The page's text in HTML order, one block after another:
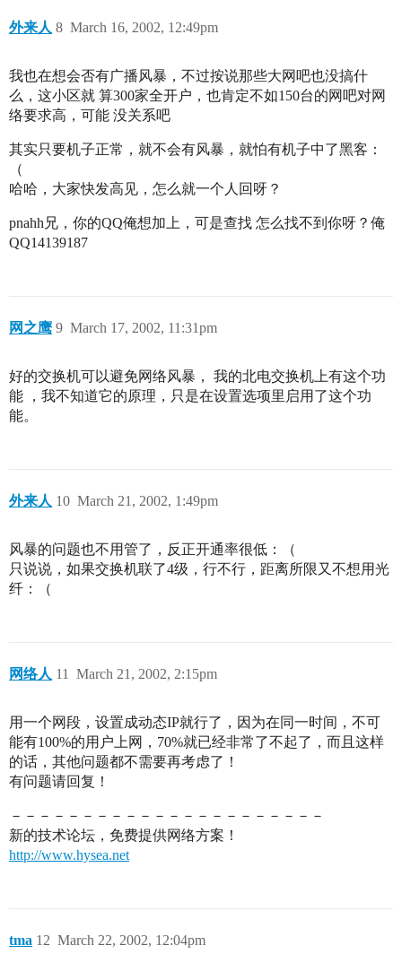
外来人 March 16, 2002, 12:49pm
8
我也在想会否有广播风暴，不过按说那些大网吧也没搞什
么，这小区就 算300家全开户，也肯定不如150台的网吧对网
络要求高，可能 没关系吧
其实只要机子正常，就不会有风暴，就怕有机子中了黑客：
（
哈哈，大家快发高见，怎么就一个人回呀？
pnahh兄，你的QQ俺想加上，可是查找 怎么找不到你呀？俺
QQ14139187
网之鹰 March 17, 2002, 11:31pm
9
好的交换机可以避免网络风暴， 我的北电交换机上有这个功
能 ，我不知道它的原理，只是在设置选项里启用了这个功
能。
外来人 March 21, 2002, 1:49pm
10
风暴的问题也不用管了，反正开通率很低：（
只说说，如果交换机联了4级，行不行，距离所限又不想用光
纤：（
网络人 March 21, 2002, 2:15pm
11
用一个网段，设置成动态IP就行了，因为在同一时间，不可
能有100%的用户上网，70%就已经非常了不起了，而且这样
的话，其他问题都不需要再考虑了！
有问题请回复！
－－－－－－－－－－－－－－－－－－－－－－
新的技术论坛，免费提供网络方案！
http://www.hysea.net
tma March 22, 2002, 12:04pm
12